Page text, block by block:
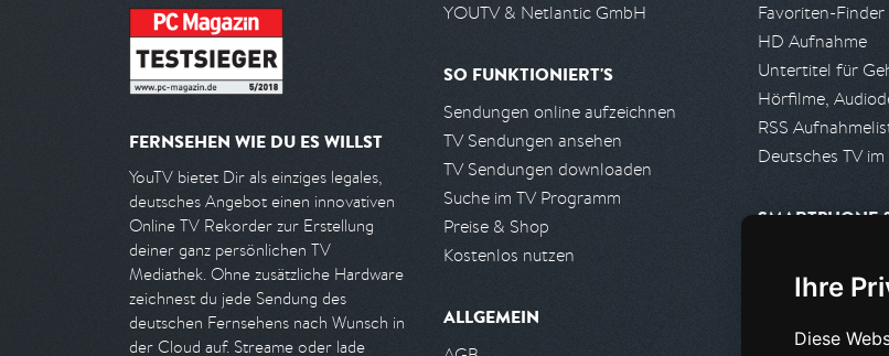
Ihre
Diese
FERNSEHEN WIE DU ES WILLST
YouTV bietet Dir als einziges legales,
deutsches Angebot einen innovativen
Online TV Rekorder zur Erstellung
deiner ganz persönlichen TV
Mediathek. Ohne zusätzliche Hardware
zeichnest du jede Sendung des
deutschen Fernsehens nach Wunsch in
der Cloud auf. Streame oder lade
YOUTV & Netlantic GmbH
SO FUNKTIONIERT'S
Sendungen online aufzeichnen
TV Sendungen ansehen
TV Sendungen downloaden
Suche im TV Programm
Preise & Shop
Kostenlos nutzen
ALLGEMEIN
Favoriten-Finder
HD Aufnahme
Untertitel für
Hörfilme,
RSS
Deutsches TV
SMARTPHONE
Android App
PARTNER